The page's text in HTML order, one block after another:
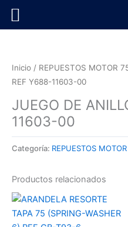
Inicio / REPUESTOS MOTOR
REF Y688-11603-00
JUEGO DE
11603-00
Categoría: REPUESTOS
Productos relacionados